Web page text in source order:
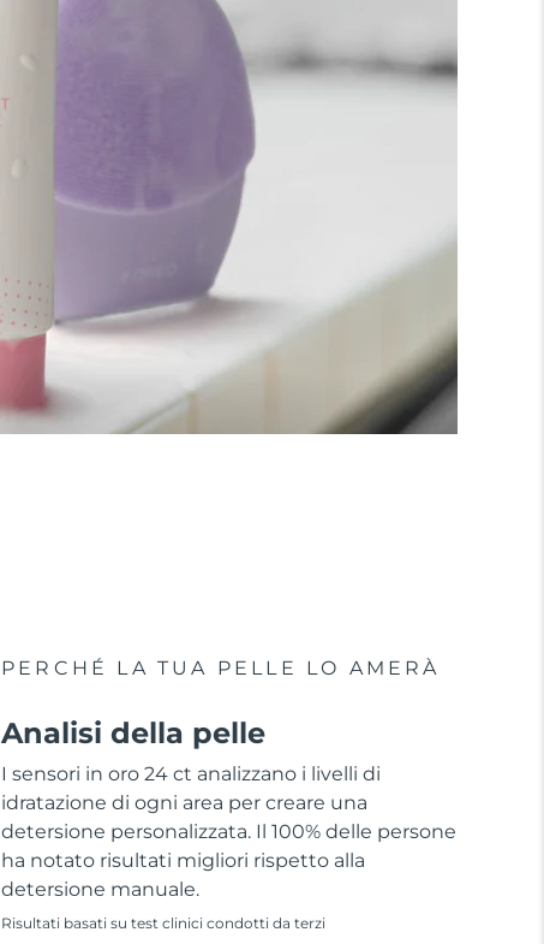
PERCHÉ LA TUA PELLE LO AMERÀ
Analisi della pelle
I sensori in oro 24 ct analizzano i livelli di
idratazione di ogni area per creare una
detersione personalizzata. Il 100% delle persone
ha notato risultati migliori rispetto alla
detersione manuale.
Risultati basati su test clinici condotti da terzi